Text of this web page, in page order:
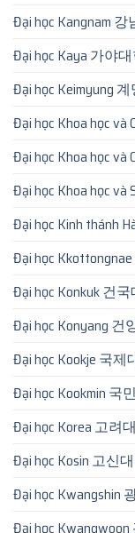
Đại học Kangnam
Đại học Kaya 가야
Đại học Keimyung
Đại học Khoa học
Đại học Khoa học và
Đại học Khoa học
Đại học Kinh thánh
Đại học
Đại học Konkuk 건
Đại học Konyang 건
Đại học Kookje 국제
Đại học Kookmin 국
Đại học Korea 고려
Đại học Kosin 고신
Đại học Kwangshin
Đại học